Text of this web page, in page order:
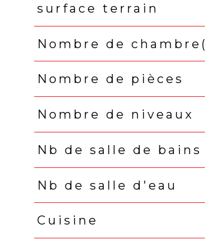
surface terrain
Nombre de
Nombre de pièces
Nombre de niveaux
Nb de salle de bains
Nb de salle d'eau
Cuisine